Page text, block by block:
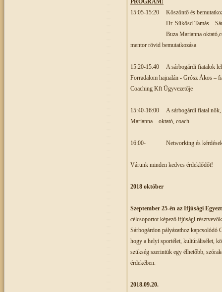
PROGRAM:
15:05-15:20
Köszöntő és
Dr. Sükösd Tamás –
Buza Marianna
mentor rövid bemutatkozása
15:20-15.40
A sárbogárdi
Forradalom hajnalán -
Coaching Kft Ügyvezetője
15:40-16:00
A sárbogárdi
Marianna – oktató, coach
16:00- Networking és
Várunk minden kedves érdeklődőt!
2018 október
Szeptember 25-én az Ifjúsági
célcsoportot képező ifjúsági
Sárbogárdon pályázathoz kapcsolódó
hogy a helyi sportélet, kultúrálisélet,
szükség szerintük egy élhetőbb,
érdekében.
2018.09.20.